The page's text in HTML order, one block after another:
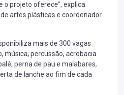
o projeto oferece”, explica
artes plásticas e coordenador
mais de 300 vagas
música, percussão, acrobacia
perna de pau e malabares,
de lanche ao fim de cada